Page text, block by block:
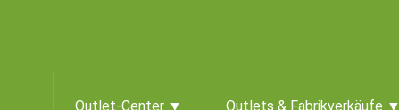
Outlet-Center ▼ Outlets & Fabrikverkäufe ▼